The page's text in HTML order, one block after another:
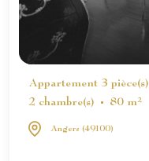
Appartement 3 pièce(s)
2 chambre(s)
80 m²
Angers (49100)